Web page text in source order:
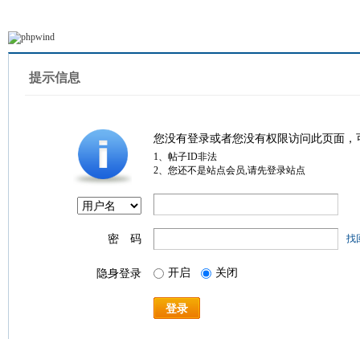
提示信息
您没有登录或者您没有权限访问此页面
1、帖子ID非法
2、您还不是站点会员,请先登录站点
密 码 找
隐身登录 开启 关闭
登录